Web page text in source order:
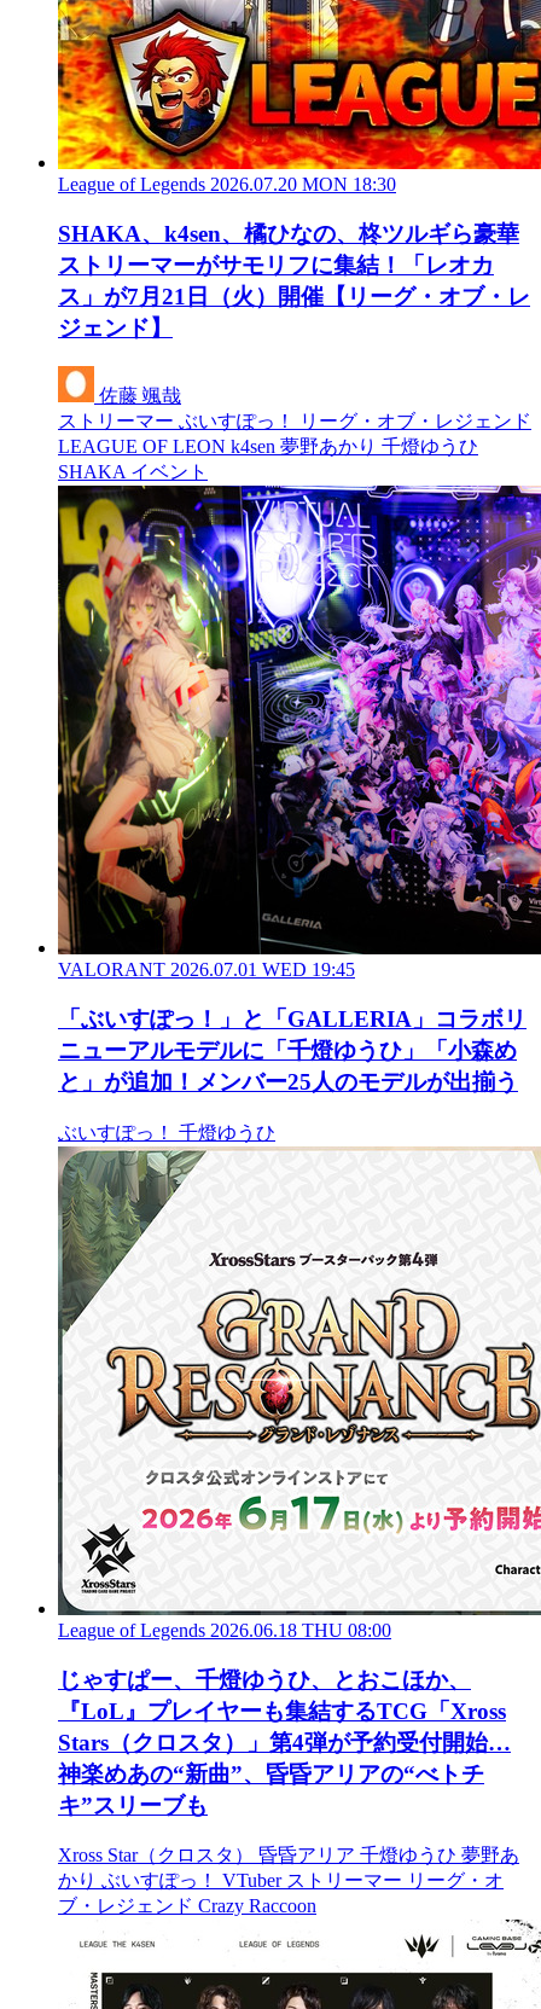
League of Legends 2026.07.20 MON 18:30
SHAKA、k4sen、橘ひなの、柊ツルギら豪華
ストリーマーがサモリフに集結！「レオカ
ス」が7月21日（火）開催【リーグ・オブ・レ
ジェンド】
佐藤 颯哉
ストリーマー ぶいすぽっ！
リーグ・オブ・レジェンド
LEAGUE OF LEON k4sen 夢野あかり 千燈ゆうひ
SHAKA イベント
VALORANT 2026.07.01 WED 19:45
「ぶいすぽっ！」と「GALLERIA」コラボリ
ニューアルモデルに「千燈ゆうひ」「小森め
と」が追加！メンバー25人のモデルが出揃う
ぶいすぽっ！ 千燈ゆうひ
League of Legends 2026.06.18 THU 08:00
じゃすぱー、千燈ゆうひ、とおこほか、
『LoL』プレイヤーも集結するTCG「Xross
Stars（クロスタ）」第4弾が予約受付開始…
神楽めあの“新曲”、昏昏アリアの“べトチ
キ”スリーブも
Xross Star（クロスタ） 昏昏アリア 千燈ゆうひ 夢野あ
かり ぶいすぽっ！ VTuber ストリーマー リーグ・オ
ブ・レジェンド Crazy Raccoon